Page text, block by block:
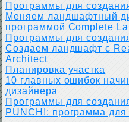
Программы для
Меняем ландшафтный
программой Complete
Программы для
Создаем ландшафт с
Architect
Планировка участка
10 главных ошибок
дизайнера
Программы для
PUNCH!: программа